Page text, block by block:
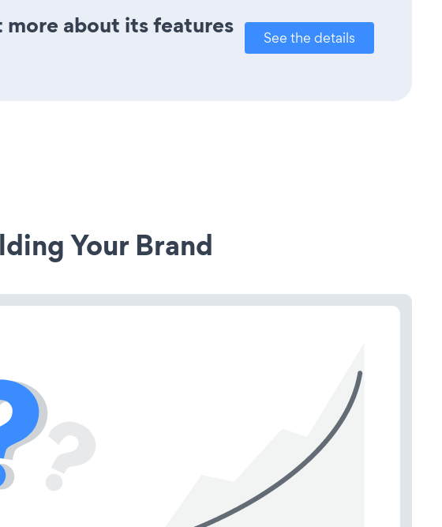
more about its features
See the details
Your Brand